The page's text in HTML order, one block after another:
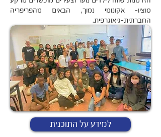
סוציו- אקונומי נמוך, הבאים מהפריפריה
החברתית-גיאוגרפית.
למידע על התוכנית